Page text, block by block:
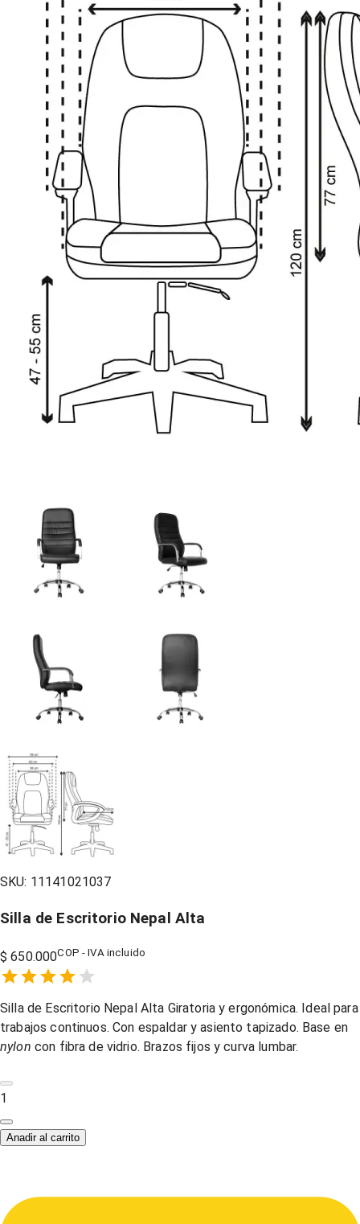
SKU: 11141021037
Silla de Escritorio Nepal Alta
$ 650.000COP - IVA incluido
1 Star,
2 Stars,
3 Stars,
4 Stars,
5 Stars,
Silla de Escritorio Nepal Alta Giratoria y ergonómica. Ideal para
trabajos continuos. Con espaldar y asiento tapizado. Base en
nylon con fibra de vidrio. Brazos fijos y curva lumbar.
1
Anadir al carrito